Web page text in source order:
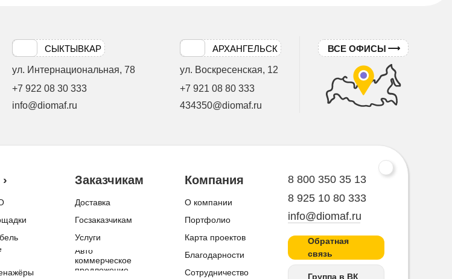
СЫКТЫВКАР
ул. Интернациональная, 78
+7 922 08 30 333
info@diomaf.ru
АРХАНГЕЛЬСК
ул. Воскресенская, 12
+7 921 08 80 333
434350@diomaf.ru
ВСЕ ОФИСЫ
Заказчикам
Доставка
Госзаказчикам
Услуги
Авто
коммерческое
предложение
Компания
О компании
Портфолио
Карта проектов
Благодарности
Сотрудничество
8 800 350 35 13
8 925 10 80 333
info@diomaf.ru
Обратная
связь
Группа в ВК